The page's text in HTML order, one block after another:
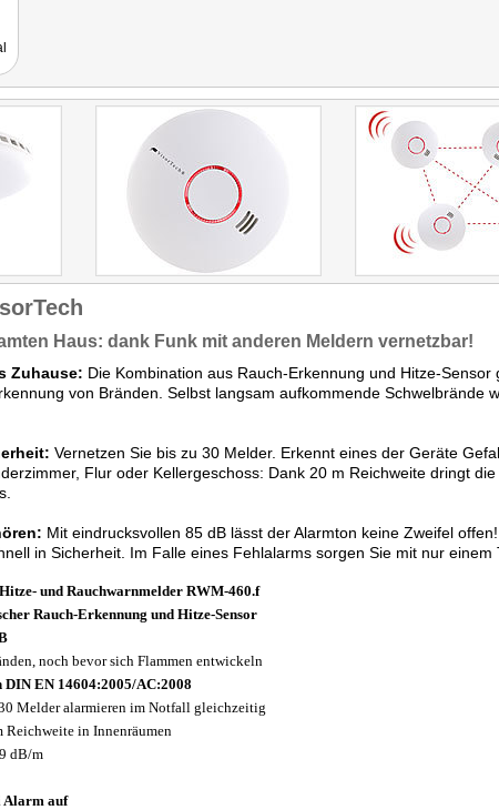
Haus: dank Funk mit anderen Meldern vernetzbar!
Zuhause: Die Kombination aus Rauch-Erkennung und Hitze-Sensor
von Bränden. Selbst langsam aufkommende Schwelbrände
Vernetzen Sie bis zu 30 Melder. Erkennt eines der Geräte
Flur oder Kellergeschoss: Dank 20 m Reichweite dringt die
Mit eindrucksvollen 85 dB lässt der Alarmton keine Zweifel
in Sicherheit. Im Falle eines Fehlalarms sorgen Sie mit nur einem
und Rauchwarnmelder RWM-460.f
Rauch-Erkennung und Hitze-Sensor
noch bevor sich Flammen entwickeln
DIN EN 14604:2005/AC:2008
Melder alarmieren im Notfall gleichzeitig
Reichweite in Innenräumen
dB/m
Alarm auf